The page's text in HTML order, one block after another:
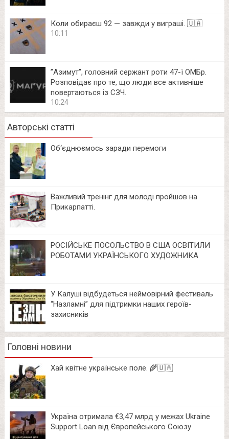
Коли обираєш 92 — завжди у виграші. 🇺🇦
10:11
⁨”Азимут”, головний сержант роти 47-ї ОМБр.
Розповідає про те, що люди все активніше
повертаються із СЗЧ.
10:24
Авторські статті
Об‘єднюємось заради перемоги
Важливий тренінг для молоді пройшов на
Прикарпатті.
РОСІЙСЬКЕ ПОСОЛЬСТВО В США ОСВІТИЛИ
РОБОТАМИ УКРАЇНСЬКОГО ХУДОЖНИКА
У Калуші відбудеться неймовірний фестиваль
“Назламні” для підтримки наших героїв-
захисників
Головні новини
Хай квітне українське поле. 🌾🇺🇦
Україна отримала €3,47 млрд у межах Ukraine
Support Loan від Європейського Союзу